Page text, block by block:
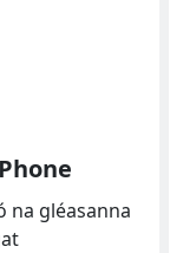
na gléasanna